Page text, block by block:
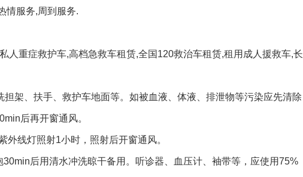
情服务,周到服务.
人重症救护车,高档急救车租赁,全国120救治车租赁,租用成人援救车,长
架、扶手、救护车地面等。如被血液、体液、排泄物等污染应先清除
后再开窗通风。
线灯照射1小时，照射后开窗通风。
后用清水冲洗晾干备用。听诊器、血压计、袖带等，应使用75%